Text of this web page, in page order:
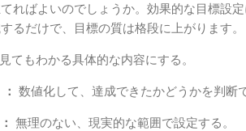
ればよいのでしょうか。効果的な目標設
るだけで、目標の質は格段に上がります。
てもわかる具体的な内容にする。
数値化して、達成できたかどうかを判断
無理のない、現実的な範囲で設定する。